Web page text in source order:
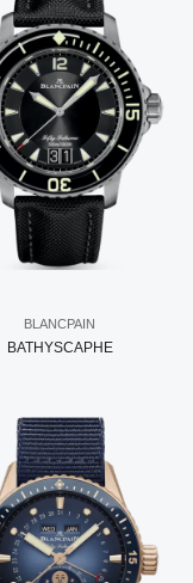
BLANCPAIN
BATHYSCAPHE